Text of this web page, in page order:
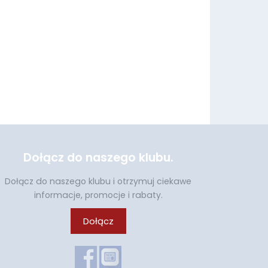
Dołącz do naszego klubu.
Dołącz do naszego klubu i otrzymuj ciekawe
informacje, promocje i rabaty.
Dołącz